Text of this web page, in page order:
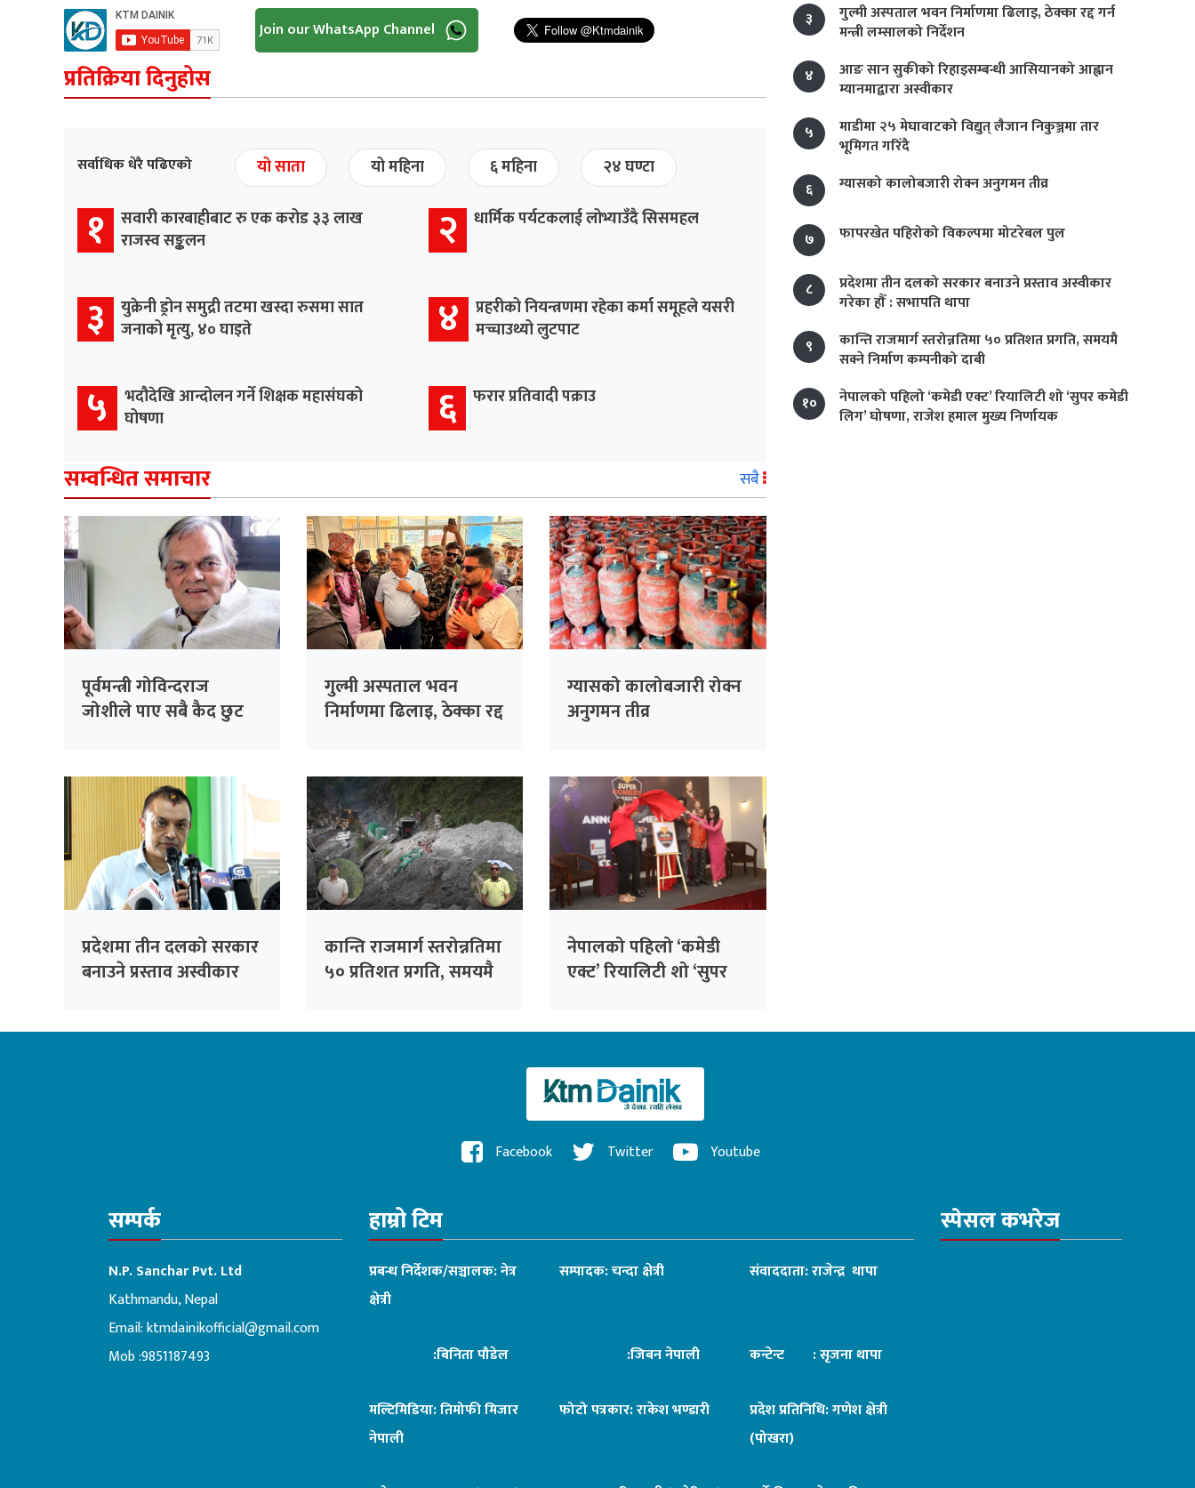
Join our WhatsApp Channel
प्रतिक्रिया दिनुहोस
सर्वाधिक धेरै पढिएको यो साता यो महिना ६ महिना २४ घण्टा
१
सवारी कारबाहीबाट रु एक करोड ३३ लाख
राजस्व सङ्कलन
२ धार्मिक पर्यटकलाई लोभ्याउँदै सिसमहल
३
युक्रेनी ड्रोन समुद्री तटमा खस्दा रुसमा सात
जनाको मृत्यु, ४० घाइते
४
प्रहरीको नियन्त्रणमा रहेका कर्मा समूहले यसरी
मच्चाउथ्यो लुटपाट
५
भदौदेखि आन्दोलन गर्ने शिक्षक महासंघको
घोषणा
६ फरार प्रतिवादी पक्राउ
सम्वन्धित समाचार सबै
पूर्वमन्त्री गोविन्दराज
जोशीले पाए सबै कैद छुट
गुल्मी अस्पताल भवन
निर्माणमा ढिलाइ, ठेक्का रद्द
ग्यासको कालोबजारी रोक्न
अनुगमन तीव्र
प्रदेशमा तीन दलको सरकार
बनाउने प्रस्ताव अस्वीकार
कान्ति राजमार्ग स्तरोन्नतिमा
५० प्रतिशत प्रगति, समयमै
नेपालको पहिलो ‘कमेडी
एक्ट’ रियालिटी शो ‘सुपर
३
गुल्मी अस्पताल भवन निर्माणमा ढिलाइ, ठेक्का रद्द गर्न
मन्त्री लम्सालको निर्देशन
४
आङ सान सुकीको रिहाइसम्बन्धी आसियानको आह्वान
म्यानमाद्वारा अस्वीकार
५
माडीमा २५ मेघावाटको विद्युत् लैजान निकुञ्जमा तार
भूमिगत गरिँदै
६
ग्यासको कालोबजारी रोक्न अनुगमन तीव्र
७ फापरखेत पहिरोको विकल्पमा मोटरेबल पुल
८
प्रदेशमा तीन दलको सरकार बनाउने प्रस्ताव अस्वीकार
गरेका हौँ : सभापति थापा
९
कान्ति राजमार्ग स्तरोन्नतिमा ५० प्रतिशत प्रगति, समयमै
सक्ने निर्माण कम्पनीको दाबी
१०
नेपालको पहिलो ‘कमेडी एक्ट’ रियालिटी शो ‘सुपर कमेडी
लिग’ घोषणा, राजेश हमाल मुख्य निर्णायक
Facebook Twitter Youtube
सम्पर्क
N.P. Sanchar Pvt. Ltd
Kathmandu, Nepal
Email:ktmdainikofficial@gmail.com
Mob :9851187493
हाम्रो टिम
प्रबन्ध निर्देशक/सञ्चालक: नेत्र
क्षेत्री
सम्पादक: चन्दा क्षेत्री संवाददाता: राजेन्द्र थापा
:बिनिता पौडेल :जिबन नेपाली कन्टेन्ट : सृजना थापा
मल्टिमिडिया: तिमोफी मिजार
नेपाली
फोटो पत्रकार: राकेश भण्डारी
प्रदेश प्रतिनिधि: गणेश क्षेत्री
(पोखरा)
स्पेसल कभरेज